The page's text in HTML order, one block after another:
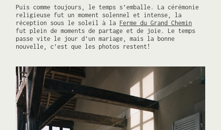
Puis comme toujours, le temps s’emballe. La cérémonie
religieuse fut un moment solennel et intense, la
réception sous le soleil à la Ferme du Grand Chemin
fut plein de moments de partage et de joie. Le temps
passe vite le jour d’un mariage, mais la bonne
nouvelle, c’est que les photos restent!